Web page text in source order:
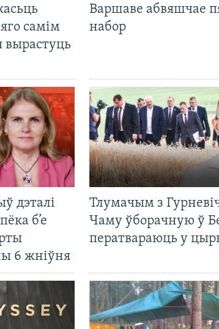
самім
вырастуць
Варшаве абвяшчае
набор
дэталі
б’е
6 жніўня
Тлумачым з
Чаму ўборачную ў
ператвараюць у